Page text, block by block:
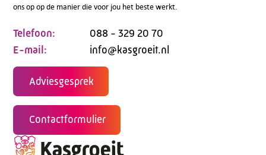
ons op op de manier die voor jou het beste werkt.
Telefoon:
088 - 329 20 70
E-mail:
info@kasgroeit.nl
Adviesgesprek
Contactformulier